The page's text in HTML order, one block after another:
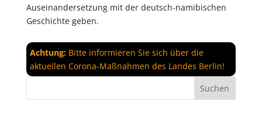
Auseinandersetzung mit der deutsch-namibischen
Geschichte geben.
Achtung:Bitte informieren Sie sich über die
aktuellen Corona-Maßnahmen des Landes Berlin!